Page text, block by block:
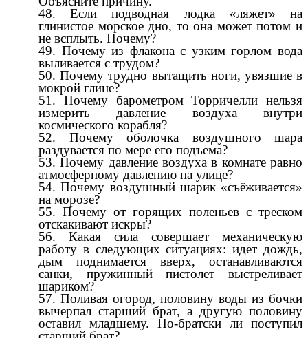
Если подводная лодка «ляжет» на
глинистое морское дно, то она может потом и
не всплыть. Почему?
Почему из флакона с узким горлом вода
выливается с трудом?
Почему трудно вытащить ноги, увязшие в
мокрой глине?
Почему барометром Торричелли нельзя
измерить давление воздуха внутри
космического корабля?
Почему оболочка воздушного шара
раздувается по мере его подъема?
Почему давление воздуха в комнате равно
атмосферному давлению на улице?
Почему воздушный шарик «съёживается»
на морозе?
Почему от горящих поленьев с треском
отскакивают искры?
Какая сила совершает механическую
работу в следующих ситуациях: идет дождь,
дым поднимается вверх, останавливаются
санки, пружинный пистолет выстреливает
шариком?
Поливая огород, половину воды из бочки
вычерпал старший брат, а другую половину
оставил младшему. По-братски ли поступил